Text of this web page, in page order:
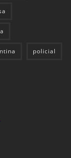
policial